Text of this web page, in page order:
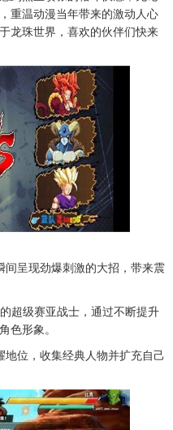
重温动漫当年带来的激动人心
龙珠世界，喜欢的伙伴们快来
呈现劲爆刺激的大招，带来震
超级赛亚战士，通过不断提升
色形象。
位，收集经典人物并扩充自己